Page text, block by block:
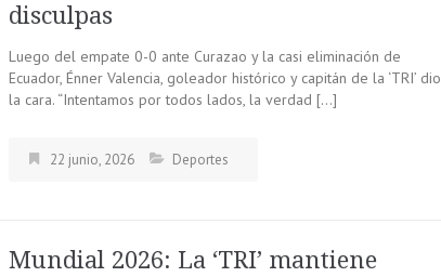
disculpas
Luego del empate 0-0 ante Curazao y la casi eliminación de
Ecuador, Énner Valencia, goleador histórico y capitán de la ‘TRI’ dio
la cara. “Intentamos por todos lados, la verdad […]
22 junio, 2026 Deportes
Mundial 2026: La ‘TRI’ mantiene